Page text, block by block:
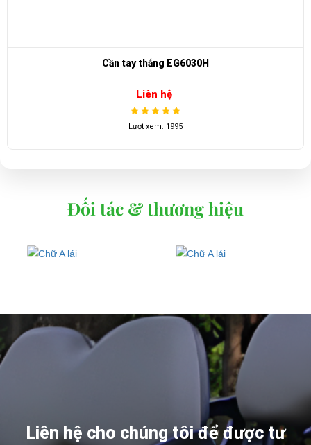
Cần tay thắng EG6030H
Liên hệ
Lượt xem: 1995
Đối tác & thương hiệu
Liên hệ cho chúng tôi để được tư